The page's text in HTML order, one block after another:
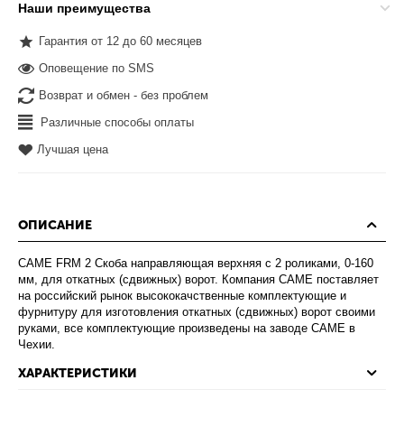
Наши преимущества
Гарантия от 12 до 60 месяцев
Оповещение по SMS
Возврат и обмен - без проблем
Различные способы оплаты
Лучшая цена
ОПИСАНИЕ
CAME FRM 2 Скоба направляющая верхняя с 2 роликами, 0-160
мм, для откатных (сдвижных) ворот. Компания CAME поставляет
на российский рынок высококачственные комплектующие и
фурнитуру для изготовления откатных (сдвижных) ворот своими
руками, все комплектующие произведены на заводе CAME в
Чехии.
ХАРАКТЕРИСТИКИ